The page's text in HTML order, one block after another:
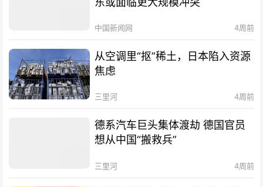
中国新闻网 4周前
从空调里“抠”稀土，日本陷入资源
焦虑
三里河 4周前
德系汽车巨头集体渡劫 德国官员
想从中国“搬救兵”
三里河 4周前